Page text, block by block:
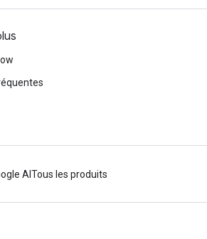
AI Tous les produits